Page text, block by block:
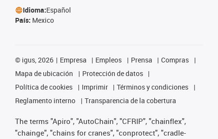
Idioma:Español
País: Mexico
© igus, 2026 Empresa Empleos Prensa
Compras
Mapa de ubicación
Protección de datos
Política de cookies
Imprimir
Términos y condiciones
Reglamento interno
Transparencia de la cobertura
The terms "Apiro", "AutoChain", "CFRIP", "chainflex",
"chainge", "chains for cranes", "conprotect", "cradle-